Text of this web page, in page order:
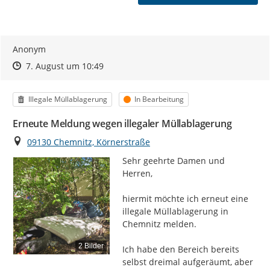
Anonym
Zeitpunkt des Erstellens
Zeitpunkt des Erstellens
7. August um 10:49Zur Äußerung
Kategorie
Illegale Müllablagerung Status
In Bearbeitung
Erneute Meldung wegen illegaler Müllablagerung
Ort
09130 Chemnitz, Körnerstraße
2 Bilder
Sehr geehrte Damen und
Herren,
hiermit möchte ich erneut eine
illegale Müllablagerung in
Chemnitz melden.
Ich habe den Bereich bereits
selbst dreimal aufgeräumt, aber